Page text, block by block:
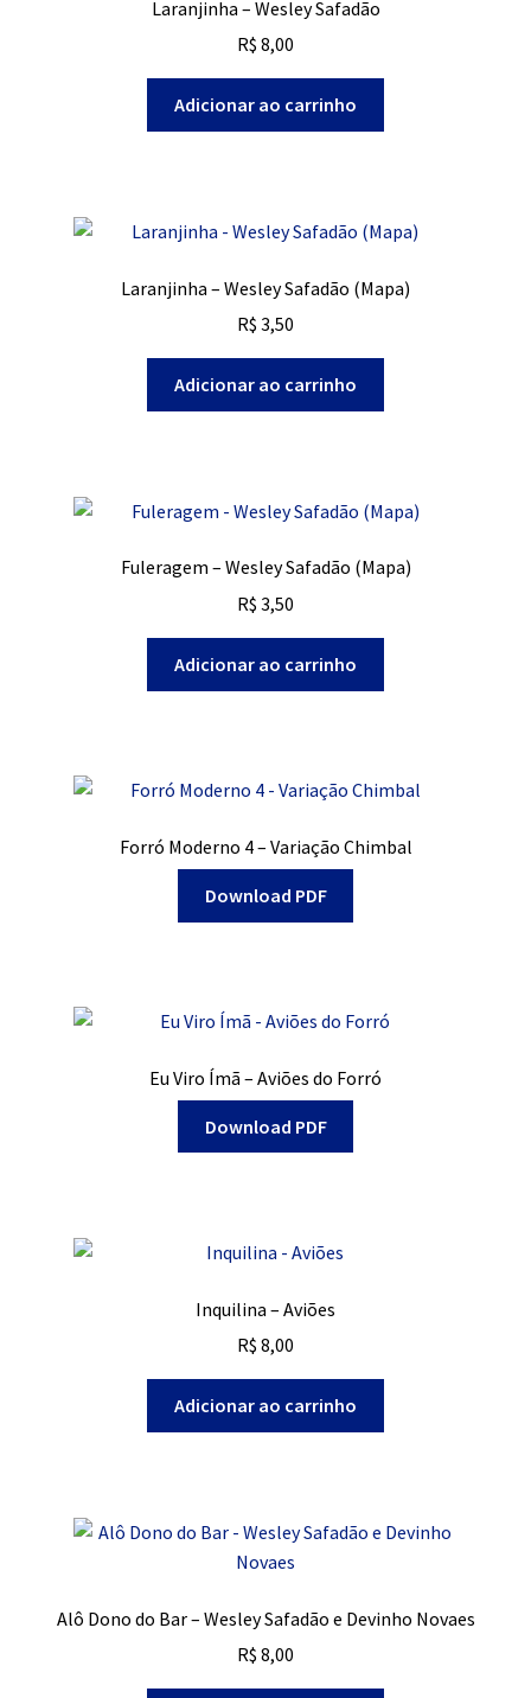
Laranjinha – Wesley Safadão
R$ 8,00
Adicionar ao carrinho
Laranjinha – Wesley Safadão (Mapa)
R$ 3,50
Adicionar ao carrinho
Fuleragem – Wesley Safadão (Mapa)
R$ 3,50
Adicionar ao carrinho
Forró Moderno 4 – Variação Chimbal
Download PDF
Eu Viro Ímã – Aviões do Forró
Download PDF
Inquilina – Aviões
R$ 8,00
Adicionar ao carrinho
Alô Dono do Bar – Wesley Safadão e Devinho Novaes
R$ 8,00